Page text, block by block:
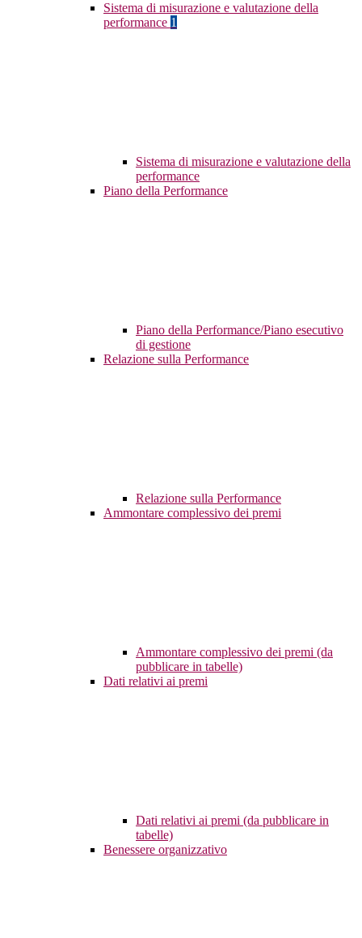
Sistema di misurazione e valutazione della
performance 1
Sistema di misurazione e valutazione della
performance
Piano della Performance
Piano della Performance/Piano esecutivo
di gestione
Relazione sulla Performance
Relazione sulla Performance
Ammontare complessivo dei premi
Ammontare complessivo dei premi (da
pubblicare in tabelle)
Dati relativi ai premi
Dati relativi ai premi (da pubblicare in
tabelle)
Benessere organizzativo